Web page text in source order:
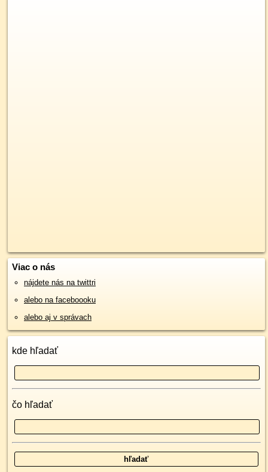
Viac o nás
nájdete nás na twittri
alebo na faceboooku
alebo aj v správach
kde hľadať
čo hľadať